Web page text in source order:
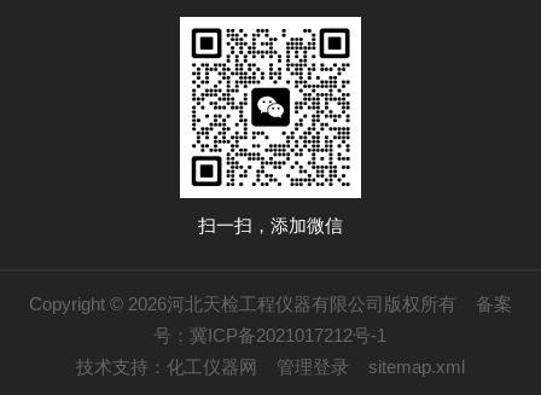
扫一扫，添加微信
Copyright © 2026河北天检工程仪器有限公司版权所有 备案
号：冀ICP备2021017212号-1
技术支持： 化工仪器网 管理登录 sitemap.xml